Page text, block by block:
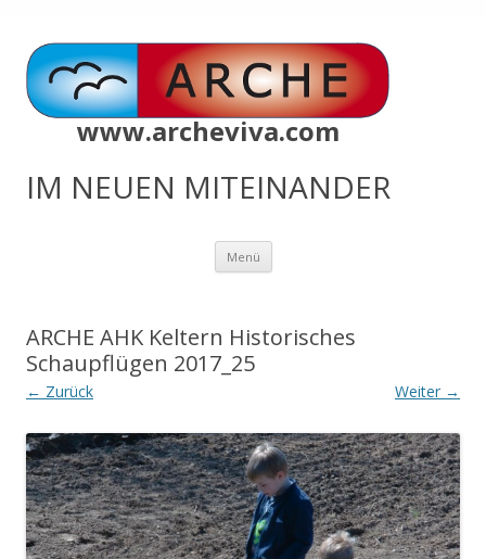
www.archeviva.com
IM NEUEN MITEINANDER
Menü Zum
springen
ARCHE AHK Keltern Historisches
Schaupflügen 2017_25
← Zurück Weiter →